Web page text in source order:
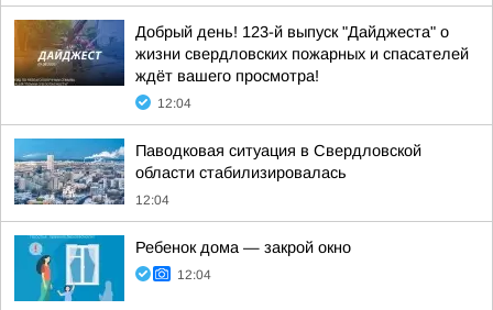
Добрый день! 123-й выпуск "Дайджеста" о
жизни свердловских пожарных и спасателей
ждёт вашего просмотра!
12:04
Паводковая ситуация в Свердловской
области стабилизировалась
12:04
Ребенок дома — закрой окно
12:04